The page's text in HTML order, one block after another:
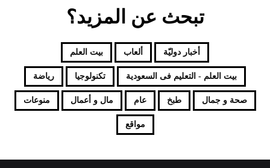
تبحث عن المزيد؟
أخبار دوليّة ألعاب بيت العلم
بيت العلم - التعليم فى السعودية تكنولوجيا رياضة
صحة و جمال طبخ عام مال و أعمال منوعات
مواقع